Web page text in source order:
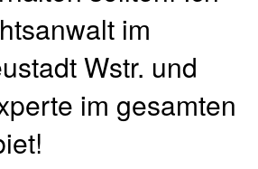
im
Wstr. und
im gesamten